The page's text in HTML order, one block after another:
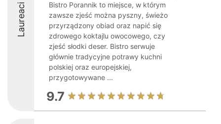
Laureaci
Bistro Porannik to miejsce, w którym
zawsze zjeść można pyszny, świeżo
przyrządzony obiad oraz napić się
zdrowego koktajlu owocowego, czy
zjeść słodki deser. Bistro serwuje
głównie tradycyjne potrawy kuchni
polskiej oraz europejskiej,
przygotowywane ...
9.7